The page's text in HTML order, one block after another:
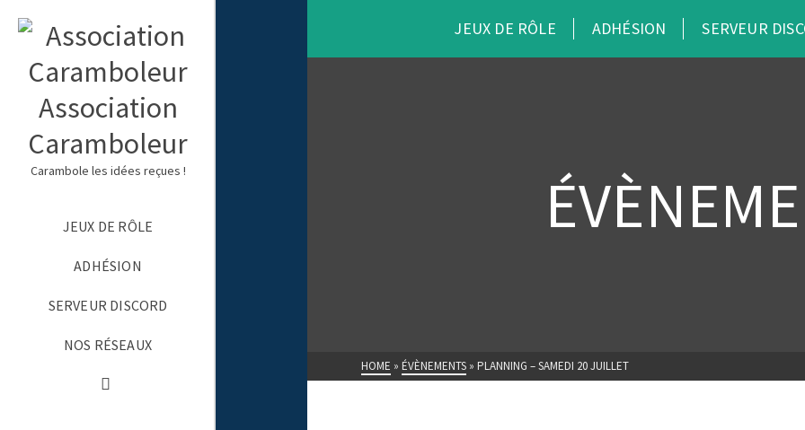
Association
Caramboleur
Carambole les idées reçues !
JEUX DE RÔLE
ADHÉSION
SERVEUR DISCORD
NOS RÉSEAUX
JEUX DE RÔLE ADHÉSION SERVEUR
HOME » ÉVÈNEMENTS » PLANNING – SAMEDI 20 JUILLET